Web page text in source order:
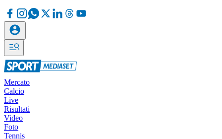
Mercato
Calcio
Live
Risultati
Video
Foto
Tennis